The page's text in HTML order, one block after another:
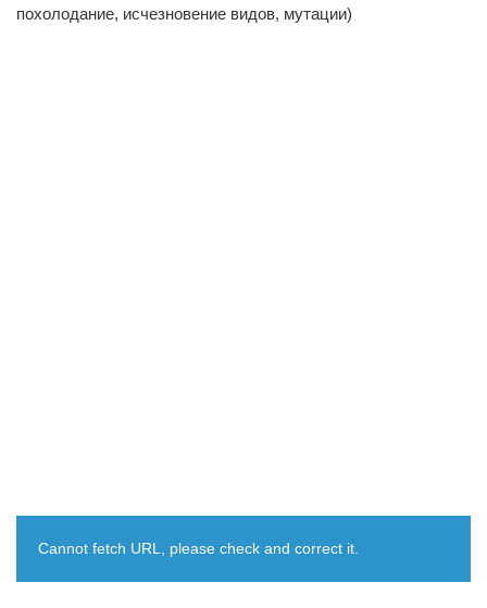
похолодание, исчезновение видов, мутации)
Cannot fetch URL, please check and correct it.